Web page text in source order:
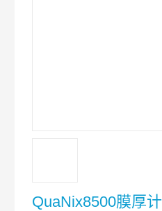
QuaNix8500膜厚计